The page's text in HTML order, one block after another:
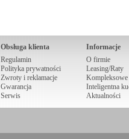
Obsługa klienta
Regulamin
Polityka prywatności
Zwroty i reklamacje
Gwarancja
Serwis
Informacje
O firmie
Leasing/Raty
Kompleksowe
Inteligentna
Aktualności